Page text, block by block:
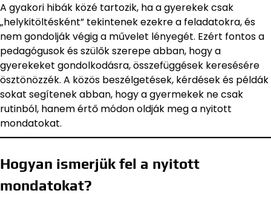
A gyakori hibák közé tartozik, ha a gyerekek csak
„helykitöltésként” tekintenek ezekre a feladatokra, és
nem gondolják végig a művelet lényegét. Ezért fontos a
pedagógusok és szülők szerepe abban, hogy a
gyerekeket gondolkodásra, összefüggések keresésére
ösztönözzék. A közös beszélgetések, kérdések és példák
sokat segítenek abban, hogy a gyermekek ne csak
rutinból, hanem értő módon oldják meg a nyitott
mondatokat.
Hogyan ismerjük fel a nyitott
mondatokat?